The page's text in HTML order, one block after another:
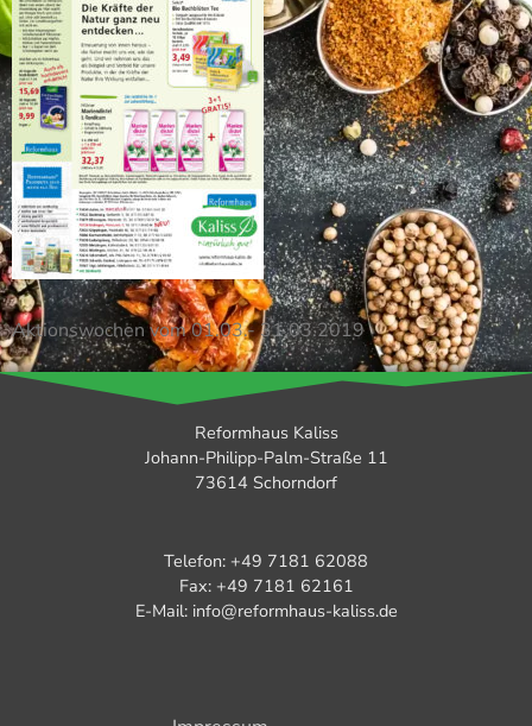
Aktionswochen vom 01.03.- 31.03.2019
Reformhaus Kaliss
Johann-Philipp-Palm-Straße 11
73614 Schorndorf
Telefon: +49 7181 62088
Fax: +49 7181 62161
E-Mail: info@reformhaus-kaliss.de